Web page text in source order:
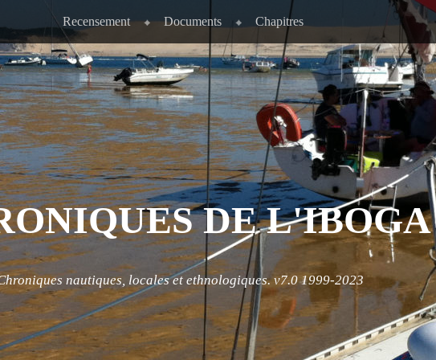
Recensement Documents Chapitres
DE L'IBOGA
nautiques, locales et ethnologiques. v7.0 1999-2023